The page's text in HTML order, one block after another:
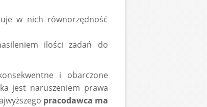
w nich równorzędność
ilości zadań do
i obarczone
jest naruszeniem prawa
pracodawca ma